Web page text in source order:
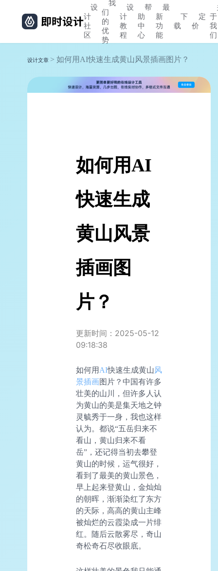
设
计
社
区
我
们
的
优
势
设
计
教
程
帮
助
中
心
最
新
功
能
下
载
定
价
于
我
们
设计文章 > 如何用AI快速生成黄山风景插画图片？
如何用AI
快速生成
黄山风景
插画图
片？
更新时间：2025-05-12
09:18:38
如何用 AI快速生成黄山风
景插画图片？中国有许多
壮美的山川，但许多人认
为黄山的美是集天地之钟
灵毓秀于一身，我也这样
认为。都说“五岳归来不
看山，黄山归来不看
岳”，还记得当初去攀登
黄山的时候，运气很好，
看到了最美的黄山景色，
早上起来登黄山，金灿灿
的朝晖，渐渐染红了东方
的天际，高高的黄山主峰
被灿烂的云霞染成一片绯
红。随后云散雾尽，奇山
奇松奇石尽收眼底。